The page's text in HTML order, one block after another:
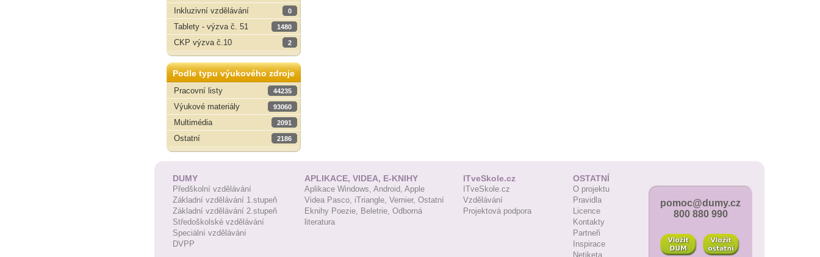
Inkluzivní vzdělávání 0
Tablety - výzva č. 51 1480
CKP výzva č.10 2
Podle typu výukového zdroje
Pracovní listy
44235
Výukové materiály 93060
Multimédia 2091
Ostatní 2186
DUMY
Předškolní vzdělávání
Základní vzdělávání 1.stupeň
Základní vzdělávání 2.stupeň
Středoškolské vzdělávání
Speciální vzdělávání
DVPP
APLIKACE, VIDEA, E-KNIHY
Aplikace Windows, Android, Apple
Videa Pasco, iTriangle, Vernier, Ostatní
Eknihy Poezie, Beletrie, Odborná
literatura
ITveSkole.cz
ITveSkole.cz
Vzdělávání
Projektová podpora
OSTATNÍ
O projektu
Pravidla
Licence
Kontakty
Partneři
Inspirace
Netiketa
pomoc@dumy.cz
800 880 990